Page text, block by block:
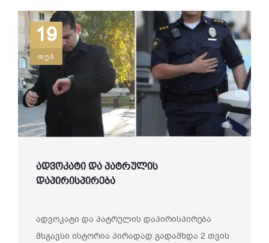
19
თებ
ადვოკატი და პატრულის
დაპირისპირება
ადვოკატი და პატრულის დაპირისპირება
მსგავსი ისტორია პირადად გადამხდა 2 თვის